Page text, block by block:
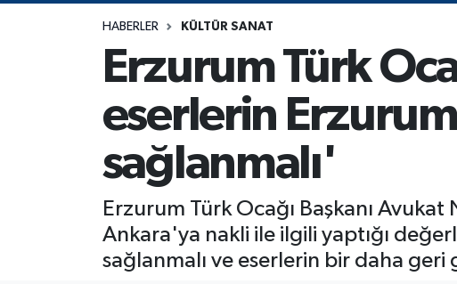
HABERLER KÜLTÜR SANAT
Erzurum Türk
eserlerin
sağlanmalı'
Erzurum Türk Ocağı Başkanı
Ankara'ya nakli ile ilgili yaptığı
sağlanmalı ve eserlerin bir daha
Bilim Teknoloji
Advertising news
Canlı Maç
Tüm Manşetler
Son Dakika Haberleri
Haber Arşivi